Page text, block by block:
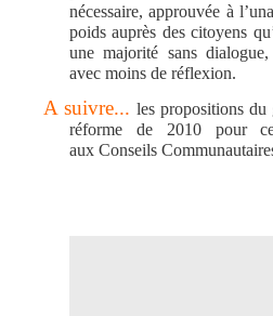
nécessaire, approuvée à
poids auprès des citoyens
une majorité sans
avec moins de réflexion.
A suivre... les propositions du
réforme de 2010 pour
aux Conseils